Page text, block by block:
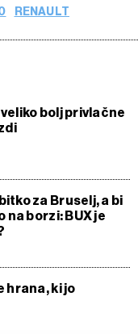
RENAULT
bolj privlačne
za Bruselj, a bi
na borzi: BUX je
hrana, ki jo